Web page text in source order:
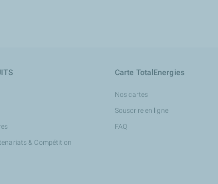
& Compétition
Carte TotalEnergies
Nos cartes
Souscrire en ligne
FAQ